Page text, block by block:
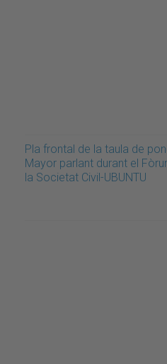
Pla frontal de la taula de
Mayor parlant durant el
la Societat Civil-UBUNTU